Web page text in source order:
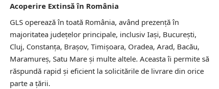
Acoperire Extinsă în România
GLS operează în toată România, având prezență în
majoritatea județelor principale, inclusiv Iași, București,
Cluj, Constanța, Brașov, Timișoara, Oradea, Arad, Bacău,
Maramureș, Satu Mare și multe altele. Aceasta îi permite să
răspundă rapid și eficient la solicitările de livrare din orice
parte a țării.